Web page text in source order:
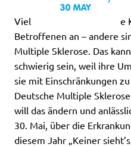
Viel
e
Betroffenen an – andere
Multiple Sklerose. Das
schwierig sein, weil ihre
sie mit Einschränkungen
Deutsche Multiple
will das ändern und
30. Mai, über die
diesem Jahr „Keiner